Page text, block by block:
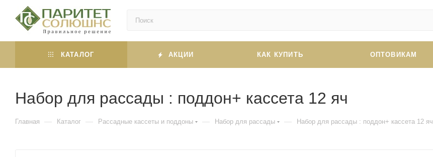
КАТАЛОГ АКЦИИ КАК КУПИТЬ ОПТОВИКАМ
Набор для рассады : поддон+ кассета 12 яч
Главная — Каталог — Рассадные кассеты и поддоны — Набор для рассады — Набор для рассады : поддон+ кассета 12 яч